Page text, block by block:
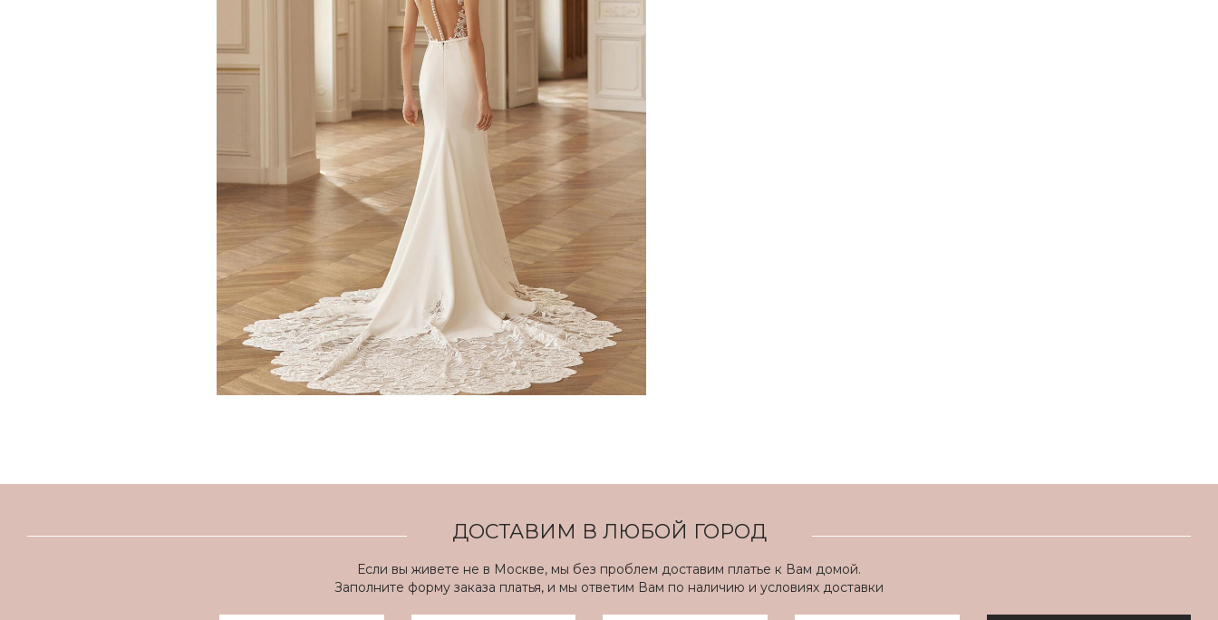
ДОСТАВИМ В ЛЮБОЙ ГОРОД
Если вы живете не в Москве, мы без проблем доставим платье к Вам домой.
Заполните форму заказа платья, и мы ответим Вам по наличию и условиях доставки